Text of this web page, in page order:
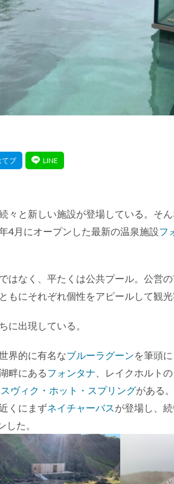
々と新しい施設が登場している。そ
4月にオープンした最新の温泉施設フ
なく、平たくは公共プール。公営の
にそれぞれ個性をアピールして観光
に出現している。
界的に有名なブルーラグーンを筆頭
畔にあるフォンタナ 、レイクホルトの
ヴィク・ホット・スプリングがある
くにまずネイチャーバスが登場し、
した。